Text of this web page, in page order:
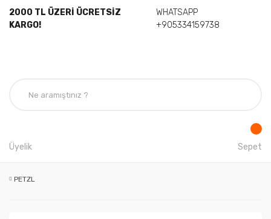
2000 TL ÜZERİ ÜCRETSİZ
KARGO!
WHATSAPP
+905334159738
Üyelik Sepet
PETZL